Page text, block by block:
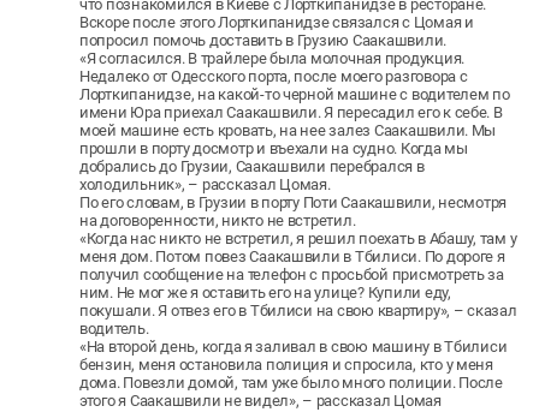
что познакомился в Киеве с Лорткипанидзе в ресторане.
Вскоре после этого Лорткипанидзе связался с Цомая и
попросил помочь доставить в Грузию Саакашвили.
«Я согласился. В трайлере была молочная продукция.
Недалеко от Одесского порта, после моего разговора с
Лорткипанидзе, на какой-то черной машине с водителем по
имени Юра приехал Саакашвили. Я пересадил его к себе. В
моей машине есть кровать, на нее залез Саакашвили. Мы
прошли в порту досмотр и въехали на судно. Когда мы
добрались до Грузии, Саакашвили перебрался в
холодильник», – рассказал Цомая.
По его словам, в Грузии в порту Поти Саакашвили, несмотря
на договоренности, никто не встретил.
«Когда нас никто не встретил, я решил поехать в Абашу, там у
меня дом. Потом повез Саакашвили в Тбилиси. По дороге я
получил сообщение на телефон с просьбой присмотреть за
ним. Не мог же я оставить его на улице? Купили еду,
покушали. Я отвез его в Тбилиси на свою квартиру», – сказал
водитель.
«На второй день, когда я заливал в свою машину в Тбилиси
бензин, меня остановила полиция и спросила, кто у меня
дома. Повезли домой, там уже было много полиции. После
этого я Саакашвили не видел», – рассказал Цомая